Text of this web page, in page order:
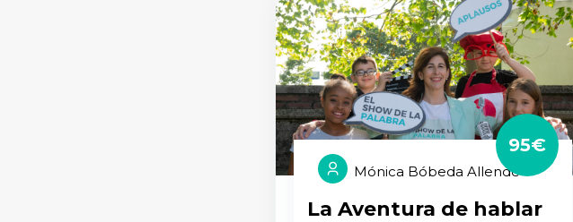
Mónica Bóbeda Allende
La Aventura de hablar
95€